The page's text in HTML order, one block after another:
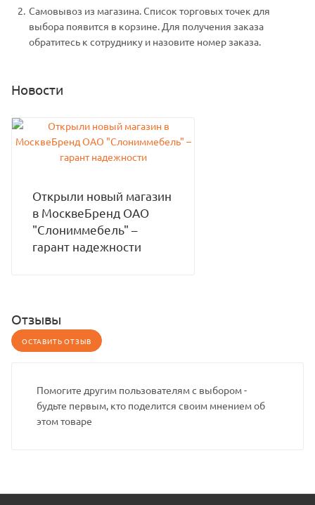
Самовывоз из магазина. Список торговых точек для
выбора появится в корзине. Для получения заказа
обратитесь к сотруднику и назовите номер заказа.
Новости
Открыли новый магазин
в МосквеБренд ОАО
"Слониммебель" –
гарант надежности
Отзывы
ОСТАВИТЬ ОТЗЫВ
Помогите другим пользователям с выбором -
будьте первым, кто поделится своим мнением об
этом товаре